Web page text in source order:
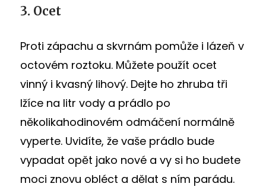
3. Ocet
Proti zápachu a skvrnám pomůže i lázeň v
octovém roztoku. Můžete použít ocet
vinný i kvasný lihový. Dejte ho zhruba tři
lžíce na litr vody a prádlo po
několikahodinovém odmáčení normálně
vyperte. Uvidíte, že vaše prádlo bude
vypadat opět jako nové a vy si ho budete
moci znovu obléct a dělat s ním parádu.